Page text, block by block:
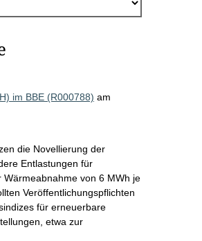
im BBE (R000788) am
die Novellierung der
Entlastungen für
von 6 MWh je
Veröffentlichungspflichten
für erneuerbare
etwa zur